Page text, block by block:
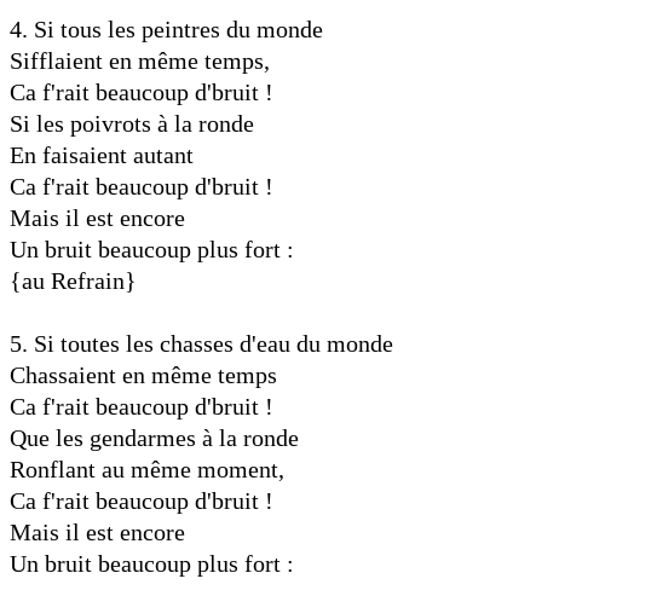
4. Si tous les peintres du monde
Sifflaient en même temps,
Ca f'rait beaucoup d'bruit !
Si les poivrots à la ronde
En faisaient autant
Ca f'rait beaucoup d'bruit !
Mais il est encore
Un bruit beaucoup plus fort :
{au Refrain}
5. Si toutes les chasses d'eau du monde
Chassaient en même temps
Ca f'rait beaucoup d'bruit !
Que les gendarmes à la ronde
Ronflant au même moment,
Ca f'rait beaucoup d'bruit !
Mais il est encore
Un bruit beaucoup plus fort :